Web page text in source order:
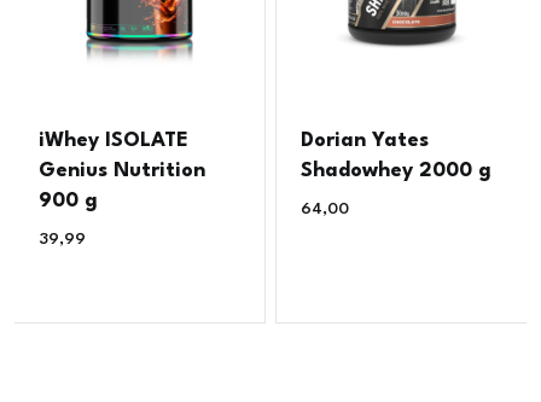
iWhey ISOLATE
Genius Nutrition
900 g
39,99
Dorian Yates
Shadowhey 2000 g
64,00